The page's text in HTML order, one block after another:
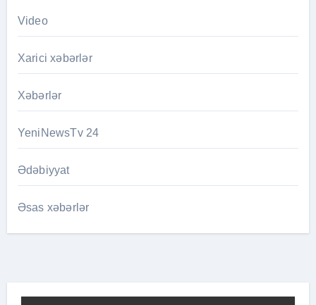
Video
Xarici xəbərlər
Xəbərlər
YeniNewsTv 24
Ədəbiyyat
Əsas xəbərlər